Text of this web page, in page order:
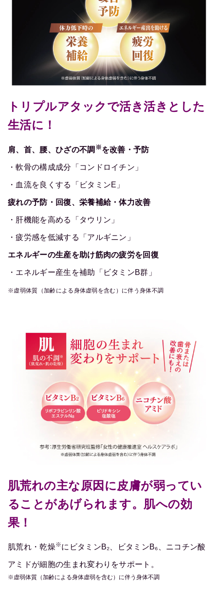
トリプルアタックで活き活きとした
生活に！
肩、首、腰、ひざの不調 ※を改善・予防
・軟骨の構成成分「コンドロイチン」
・血流を良くする「ビタミンE」
疲れの予防・回復、栄養補給・体力改善
・肝機能を高める「タウリン」
・疲労感を低減する「アルギニン」
エネルギーの生産を助け筋肉の疲労を回復
・エネルギー産生を補助「ビタミンB群」
※虚弱体質（加齢による身体虚弱を含む）に伴う身体不調
肌荒れの主な原因に皮膚が弱ってい
ることがあげられます。肌への効
果！
肌荒れ・乾燥※にビタミンB₂、ビタミンB₆、ニコチン酸
アミドが細胞の生まれ変わりをサポート。
※虚弱体質（加齢による身体虚弱を含む）に伴う身体不調